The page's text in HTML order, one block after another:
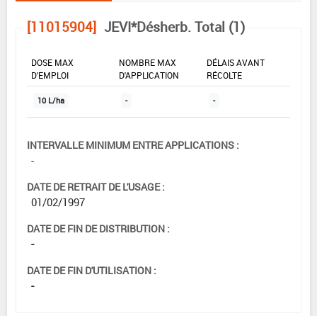
[11015904] JEVI*Désherb. Total (1)
DOSE MAX
D'EMPLOI
NOMBRE MAX
D'APPLICATION
DÉLAIS AVANT
RÉCOLTE
10 L/ha - -
INTERVALLE MINIMUM ENTRE APPLICATIONS :
-
DATE DE RETRAIT DE L'USAGE :
01/02/1997
DATE DE FIN DE DISTRIBUTION :
-
DATE DE FIN D'UTILISATION :
-